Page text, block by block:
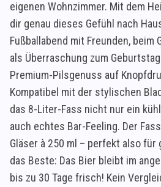
eigenen Wohnzimmer. Mit dem
dir genau dieses Gefühl nach
Fußballabend mit Freunden, beim
als Überraschung zum
Premium-Pilsgenuss auf
Kompatibel mit der stylischen
das 8-Liter-Fass nicht nur ein
auch echtes Bar-Feeling. Der
Gläser à 250 ml – perfekt also für
das Beste: Das Bier bleibt im
bis zu 30 Tage frisch! Kein